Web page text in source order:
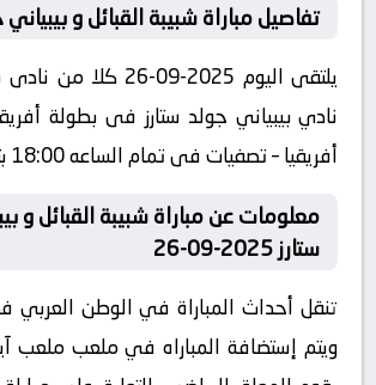
تفاصيل مباراة شبيبة القبائل و بيبياني
يلتقى اليوم 2025-09-26
نادي بيبياني جولد ستارز فى بطولة
أفريقيا – تصفيات فى تمام الساعه 18:00 بتوقيت مصر.
معلومات عن مباراة شبيبة القبائل و
ستارز 2025-09-26
تنقل أحداث المباراة في الوطن العربي
ويتم إستضافة المباراه في ملعب ملعب